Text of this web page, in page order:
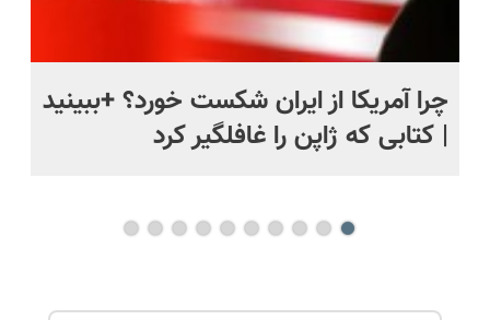
چرا آمریکا از ایران شکست خورد؟ +ببینید
| کتابی که ژاپن را غافلگیر کرد